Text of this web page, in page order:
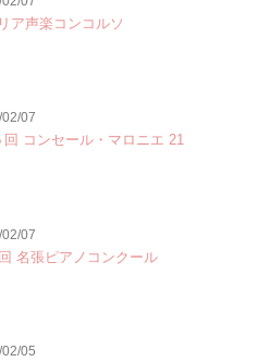
ア声楽コンコルソ
07
回 コンセール・マロニエ 21
07
名張ピアノコンクール
05